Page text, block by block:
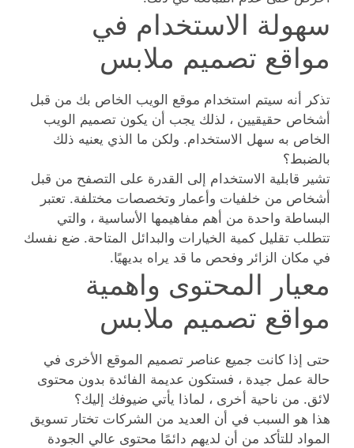
سهولة الاستخدام في
مواقع تصميم ملابس
تذكر أنه سيتم استخدام موقع الويب الخاص بك من قبل
أشخاص حقيقيين ، لذلك يجب أن يكون تصميم الويب
الخاص به سهل الاستخدام. ولكن ما الذي يعنيه ذلك
بالضبط؟
تشير قابلية الاستخدام إلى القدرة على التصفح من قبل
أشخاص من خلفيات وأعمار وتخصصات مختلفة. تعتبر
البساطة واحدة من أهم مفاهيمها الأساسية ، والتي
تتطلب تقليل كمية الخيارات والبدائل المتاحة. ضع نفسك
في مكان الزائر وفحص ما قد يراه بديهيًا.
معيار المحتوى واهمية
مواقع تصميم ملابس
حتى إذا كانت جميع عناصر تصميم الموقع الأخرى في
حالة عمل جيدة ، فستكون عديمة الفائدة بدون محتوى
لائق. من ناحية أخرى ، لماذا يأتي ضيوفك إليك؟
هذا هو السبب في أن العديد من الشركات تختار تسويق
المواد للتأكد من أن لديهم دائمًا محتوى عالي الجودة